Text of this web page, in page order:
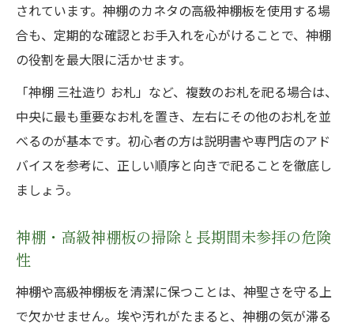
されています。神棚のカネタの高級神棚板を使用する場
合も、定期的な確認とお手入れを心がけることで、神棚
の役割を最大限に活かせます。
「神棚 三社造り お札」など、複数のお札を祀る場合は、
中央に最も重要なお札を置き、左右にその他のお札を並
べるのが基本です。初心者の方は説明書や専門店のアド
バイスを参考に、正しい順序と向きで祀ることを徹底し
ましょう。
神棚・高級神棚板の掃除と長期間未参拝の危険
性
神棚や高級神棚板を清潔に保つことは、神聖さを守る上
で欠かせません。埃や汚れがたまると、神棚の気が滞る